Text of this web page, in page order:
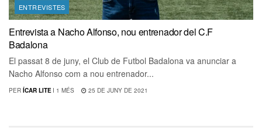
ENTREVISTES
Entrevista a Nacho Alfonso, nou entrenador del C.F
Badalona
El passat 8 de juny, el Club de Futbol Badalona va anunciar a
Nacho Alfonso com a nou entrenador...
PER ÍCAR LITE I 1 MÉS 25 DE JUNY DE 2021